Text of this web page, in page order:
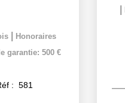
Honoraires
garantie: 500 €
: 581